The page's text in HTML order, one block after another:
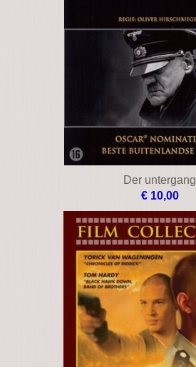
Der untergang
€ 10,00